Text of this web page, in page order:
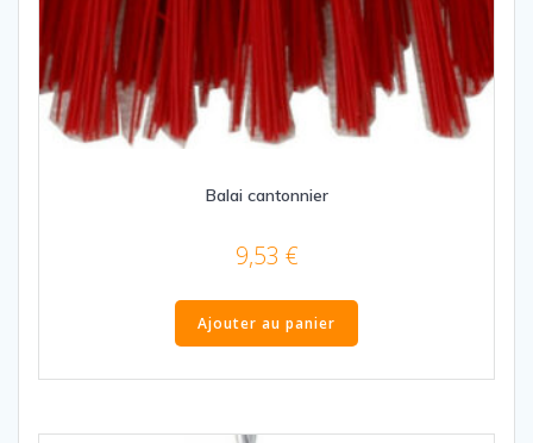
Balai cantonnier
9,53 €
Ajouter au panier